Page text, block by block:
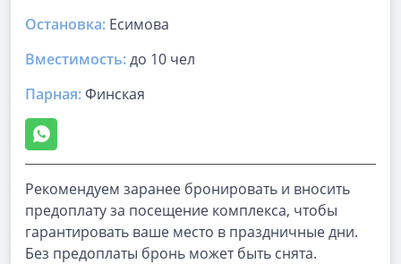
Остановка: Есимова
Вместимость:до 10 чел
Парная:Финская
Рекомендуем заранее бронировать и вносить
предоплату за посещение комплекса, чтобы
гарантировать ваше место в праздничные дни.
Без предоплаты бронь может быть снята.